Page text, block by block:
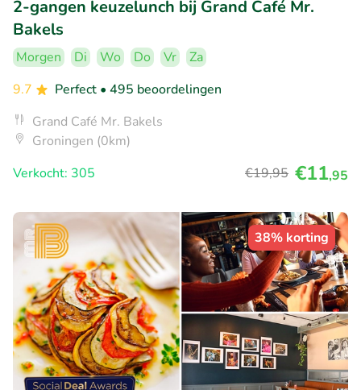
2-gangen keuzelunch bij Grand Café Mr.
Bakels
Morgen Di Wo Do Vr
Za
9.7
Perfect • 495 beoordelingen
Grand Café Mr. Bakels
Groningen (0km)
Verkocht: 305
€19,95 €11,95
38% korting